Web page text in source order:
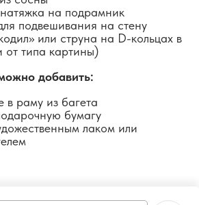
на подрамник
подвешивания на стену
или струна на D-кольцах в
от типа картины)
добавить:
раму из багета
бумагу
лаком или